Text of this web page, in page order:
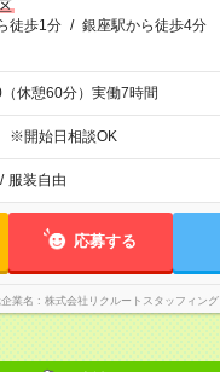
徒歩1分 / 銀座駅から徒歩4分
休憩60分）実働7時間
※開始日相談OK
/ 服装自由
応募する
業名 株式会社リクルートスタッフィング